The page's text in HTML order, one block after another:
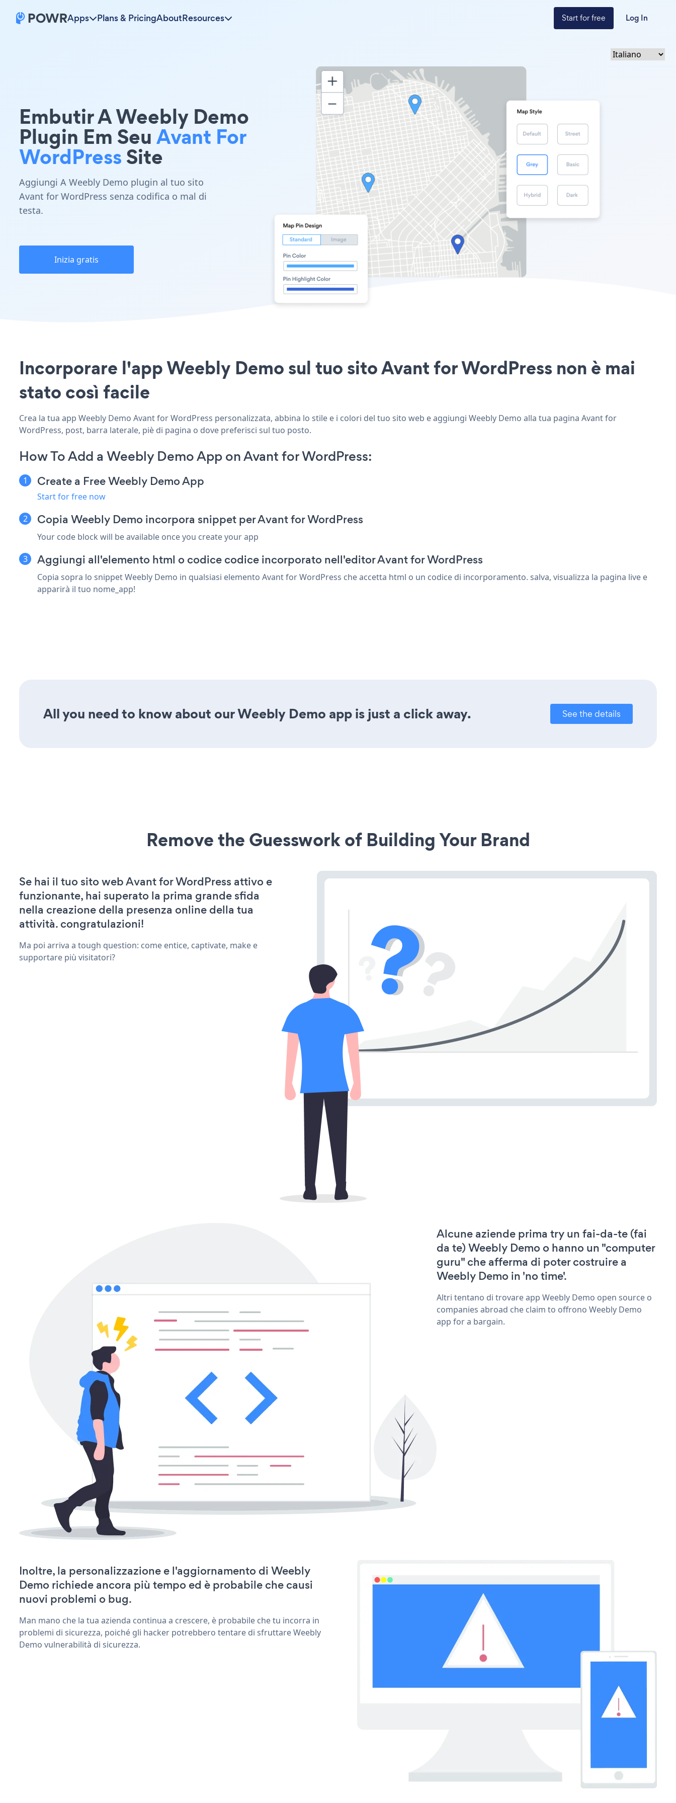
Apps Plans & PricingAboutResources Start for free Log In
Embutir A Weebly Demo
Plugin Em SeuAvant For
WordPressSite
Aggiungi A Weebly Demo plugin al tuo sito
Avant for WordPress senza codifica o mal di
testa.
Inizia gratis
Incorporare l'app Weebly Demo sul tuo sito Avant for WordPress non è mai
stato così facile
Crea la tua app Weebly Demo Avant for WordPress personalizzata, abbina lo stile e i colori del tuo sito web e aggiungi Weebly Demo alla tua pagina Avant for
WordPress, post, barra laterale, piè di pagina o dove preferisci sul tuo posto.
How To Add a Weebly Demo App on Avant for WordPress:
Create a Free Weebly Demo App
Start for free now
Copia Weebly Demo incorpora snippet per Avant for WordPress
Your code block will be available once you create your app
Aggiungi all'elemento html o codice codice incorporato nell'editor Avant for WordPress
Copia sopra lo snippet Weebly Demo in qualsiasi elemento Avant for WordPress che accetta html o un codice di incorporamento. salva, visualizza la pagina live e
apparirà il tuo nome_app!
All you need to know about our Weebly Demo app is just a click away. See the details
Remove the Guesswork of Building Your Brand
Se hai il tuo sito web Avant for WordPress attivo e
funzionante, hai superato la prima grande sfida
nella creazione della presenza online della tua
attività. congratulazioni!
Ma poi arriva a tough question: come entice, captivate, make e
supportare più visitatori?
Alcune aziende prima try un fai-da-te (fai
da te) Weebly Demo o hanno un "computer
guru" che afferma di poter costruire a
Weebly Demo in 'no time'.
Altri tentano di trovare app Weebly Demo open source o
companies abroad che claim to offrono Weebly Demo
app for a bargain.
Inoltre, la personalizzazione e l'aggiornamento di Weebly
Demo richiede ancora più tempo ed è probabile che causi
nuovi problemi o bug.
Man mano che la tua azienda continua a crescere, è probabile che tu incorra in
problemi di sicurezza, poiché gli hacker potrebbero tentare di sfruttare Weebly
Demo vulnerabilità di sicurezza.